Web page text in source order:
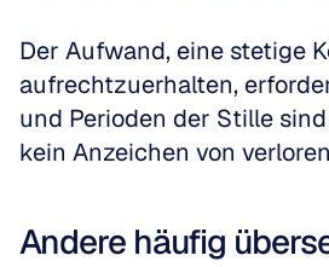
Der Aufwand, eine stetige
aufrechtzuerhalten,
und Perioden der Stille
kein Anzeichen von
Andere häufig